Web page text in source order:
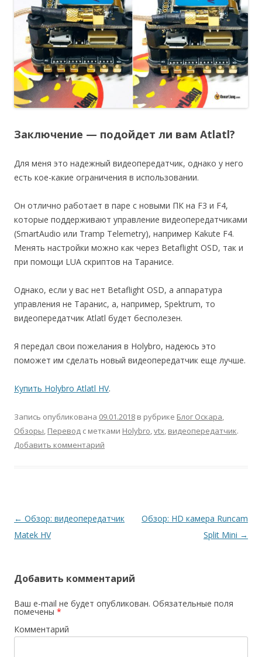
Заключение — подойдет ли вам Atlatl?
Для меня это надежный видеопередатчик, однако у него
есть кое-какие ограничения в использовании.
Он отлично работает в паре с новыми ПК на F3 и F4,
которые поддерживают управление видеопередатчиками
(SmartAudio или Tramp Telemetry), например Kakute F4.
Менять настройки можно как через Betaflight OSD, так и
при помощи LUA скриптов на Таранисе.
Однако, если у вас нет Betaflight OSD, а аппаратура
управления не Таранис, а, например, Spektrum, то
видеопередатчик Atlatl будет бесполезен.
Я передал свои пожелания в Holybro, надеюсь это
поможет им сделать новый видеопередатчик еще лучше.
Купить Holybro Atlatl HV.
Запись опубликована 09.01.2018 в рубрике Блог Оскара,
Обзоры, Перевод с метками Holybro,vtx, видеопередатчик.
Добавить комментарий
Навигация
по
← Обзор: видеопередатчик
Matek HV
Обзор: HD камера Runcam
Split Mini →
Добавить комментарий
Ваш e-mail не будет опубликован. Обязательные поля
помечены *
Комментарий